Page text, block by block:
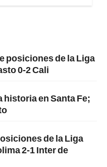
posiciones de la Liga
0-2 Cali
historia en Santa Fe;
de la Liga
2-1 Inter de